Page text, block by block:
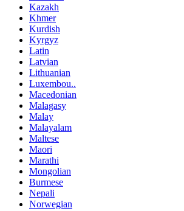
Kazakh
Khmer
Kurdish
Kyrgyz
Latin
Latvian
Lithuanian
Luxembou..
Macedonian
Malagasy
Malay
Malayalam
Maltese
Maori
Marathi
Mongolian
Burmese
Nepali
Norwegian